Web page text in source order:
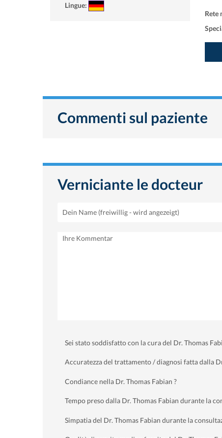
Lingue:
Rete
Commenti sul paziente
Verniciante le docteur
Sei stato soddisfatto con la cura del Dr. Thomas
Accuratezza del trattamento / diagnosi fatta dalla
Condiance nella Dr. Thomas Fabian ?
Tempo preso dalla Dr. Thomas Fabian durante la
Simpatia del Dr. Thomas Fabian durante la